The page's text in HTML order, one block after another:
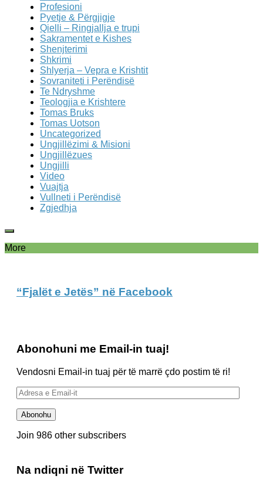
Profesioni
Pyetje & Përgjigje
Qielli – Ringjallja e trupi
Sakramentet e Kishes
Shenjterimi
Shkrimi
Shlyerja – Vepra e Krishtit
Sovraniteti i Perëndisë
Te Ndryshme
Teologjia e Krishtere
Tomas Bruks
Tomas Uotson
Uncategorized
Ungjillëzimi & Misioni
Ungjillëzues
Ungjilli
Video
Vuajtja
Vullneti i Perëndisë
Zgjedhja
More
“Fjalët e Jetës” në Facebook
Abonohuni me Email-in tuaj!
Vendosni Email-in tuaj për të marrë çdo postim të ri!
Adresa
e
Email-
it
Abonohu
Join 986 other subscribers
Na ndiqni në Twitter